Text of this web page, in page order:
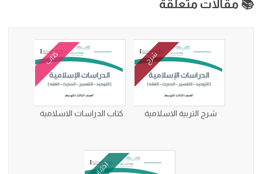
📚 مقالات متعلقة
شرح
شرح التربية الاسلامية
كتاب
كتاب الدراسات الاسلامية
اختبار